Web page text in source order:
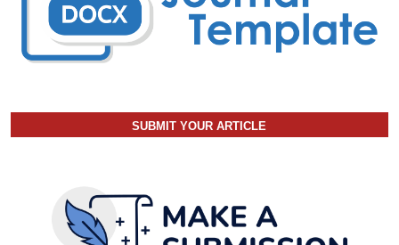
SUBMIT YOUR ARTICLE